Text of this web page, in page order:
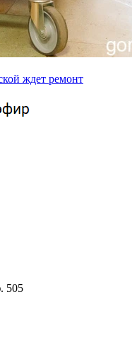
ждет ремонт
505